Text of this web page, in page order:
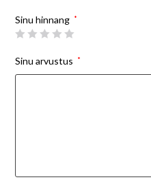
Sinu hinnang *
Sinu arvustus *